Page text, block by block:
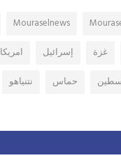
Mouraselnews
غزة إسرائيل امريكا
حماس نتنياهو